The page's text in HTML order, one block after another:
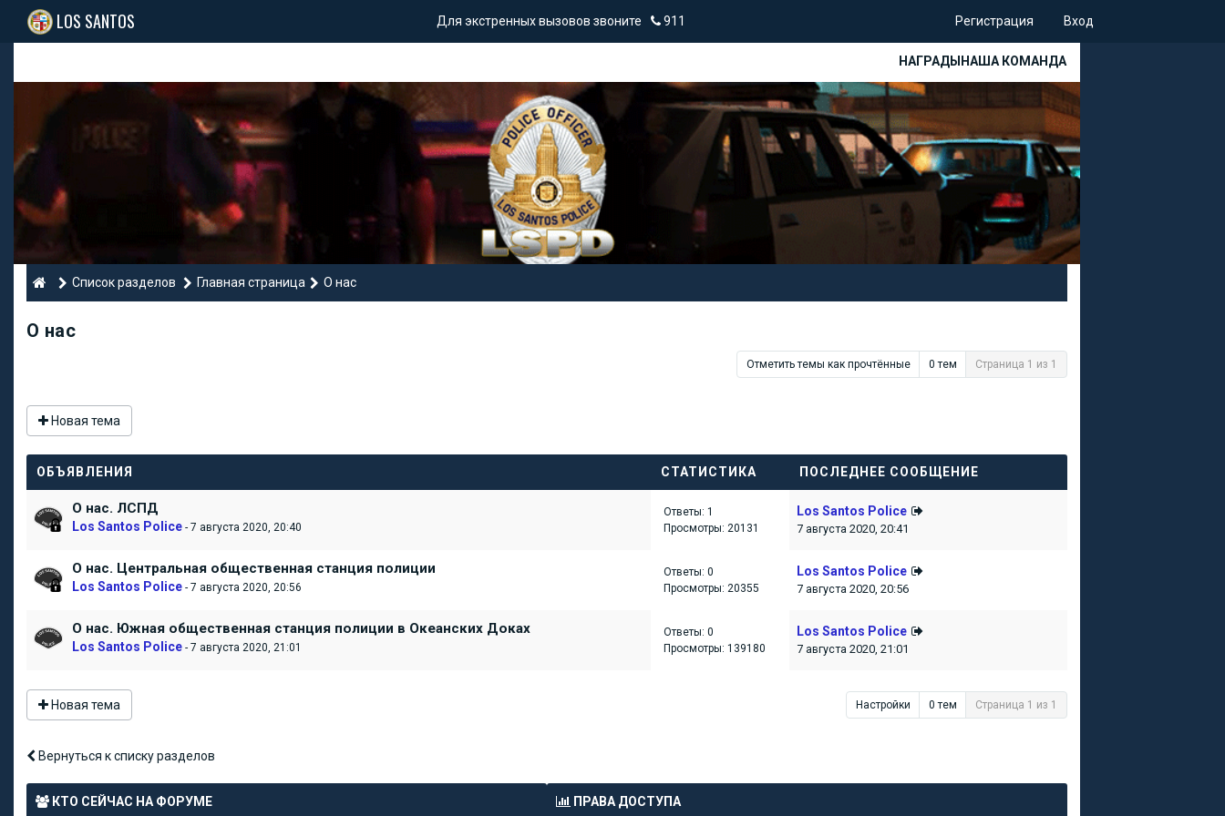
LOS SANTOS Для экстренных вызовов звоните 911 Регистрация Вход
НАГРАДЫНАША КОМАНДА
Список разделов Главная страница О нас
О нас
Отметить темы как прочтённые 0 тем Страница 1 из 1
Новая тема
ОБЪЯВЛЕНИЯ СТАТИСТИКА ПОСЛЕДНЕЕ СООБЩЕНИЕ
О нас. ЛСПД
Los Santos Police - 7 августа 2020, 20:40
Ответы: 1
Просмотры: 20131
Los Santos Police
7 августа 2020, 20:41
О нас. Центральная общественная станция полиции
Los Santos Police - 7 августа 2020, 20:56
Ответы: 0
Просмотры: 20355
Los Santos Police
7 августа 2020, 20:56
О нас. Южная общественная станция полиции в Океанских Доках
Los Santos Police - 7 августа 2020, 21:01
Ответы: 0
Просмотры: 139180
Los Santos Police
7 августа 2020, 21:01
Новая тема Настройки 0 тем Страница 1 из 1
Вернуться к списку разделов
Показать темы за:
Поле сортировки:
КТО СЕЙЧАС НА ФОРУМЕ ПРАВА ДОСТУПА